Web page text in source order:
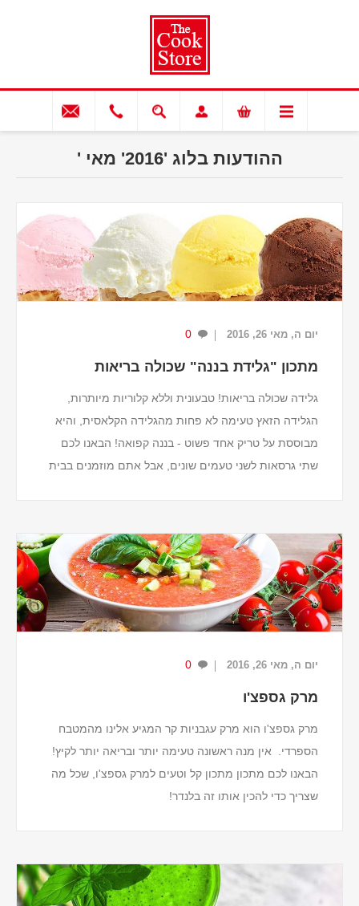
ההודעות בלוג '2016' מאי '
יום ה, מאי 26, 2016 0
מתכון "גלידת בננה" שכולה בריאות
גלידה שכולה בריאות! טבעונית וללא קלוריות מיותרות,
הגלידה הזאץ טעימה לא פחות מהגלידה הקלאסית, והיא
מבוססת על טריק אחד פשוט - בננה קפואה! הבאנו לכם
שתי גרסאות לשני טעמים שונים, אבל אתם מוזמנים בבית
יום ה, מאי 26, 2016 0
מרק גספצ'ו
מרק גספצ'ו הוא מרק עגבניות קר המגיע אלינו מהמטבח
הספרדי. אין מנה ראשונה טעימה יותר ובריאה יותר לקיץ!
הבאנו לכם מתכון מתכון קל וטעים למרק גספצ'ו, שכל מה
שצריך כדי להכין אותו זה בלנדר!